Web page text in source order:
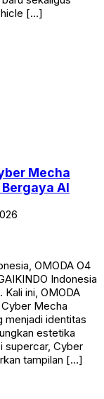
[…]
Mecha
AI
OMODA O4
Indonesia
Kali ini, OMODA
Mecha
menjadi identitas
estetika
supercar, Cyber
tampilan […]